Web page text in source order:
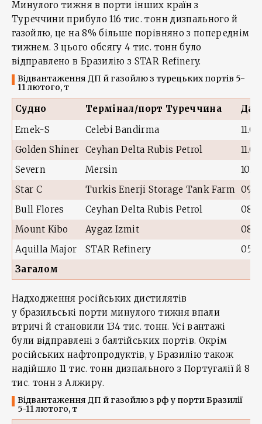
Минулого тижня в порти інших країн з
Туреччини прибуло 116 тис. тонн дизпального й
газойлю, це на 8% більше порівняно з попереднім
тижнем. З цього обсягу 4 тис. тонн було
відправлено в Бразилію з STAR Refinery.
Відвантаження ДП й газойлю з турецьких портів 5-
11 лютого, т
Судно Термінал/порт Туреччина
Emek-S
Celebi Bandirma
Golden Shiner Ceyhan Delta Rubis Petrol
Severn
Mersin
Star C
Turkis Enerji Storage Tank Farm
Bull Flores
Ceyhan Delta Rubis Petrol
Mount Kibo
Aygaz Izmit
Aquilla Major
STAR Refinery
Загалом
Надходження російських дистилятів
у бразильські порти минулого тижня впали
втричі й становили 134 тис. тонн. Усі вантажі
були відправлені з балтійських портів. Окрім
російських нафтопродуктів, у Бразилію також
надійшло 11 тис. тонн дизпального з Португалії й 8
тис. тонн з Алжиру.
Відвантаження ДП й газойлю з рф у порти Бразилії
5-11 лютого, т